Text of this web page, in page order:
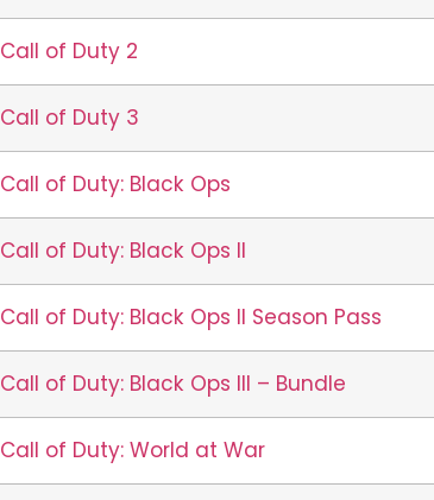
Call of Duty 2
Call of Duty 3
Call of Duty: Black Ops
Call of Duty: Black Ops II
Call of Duty: Black Ops II Season Pass
Call of Duty: Black Ops III – Bundle
Call of Duty: World at War